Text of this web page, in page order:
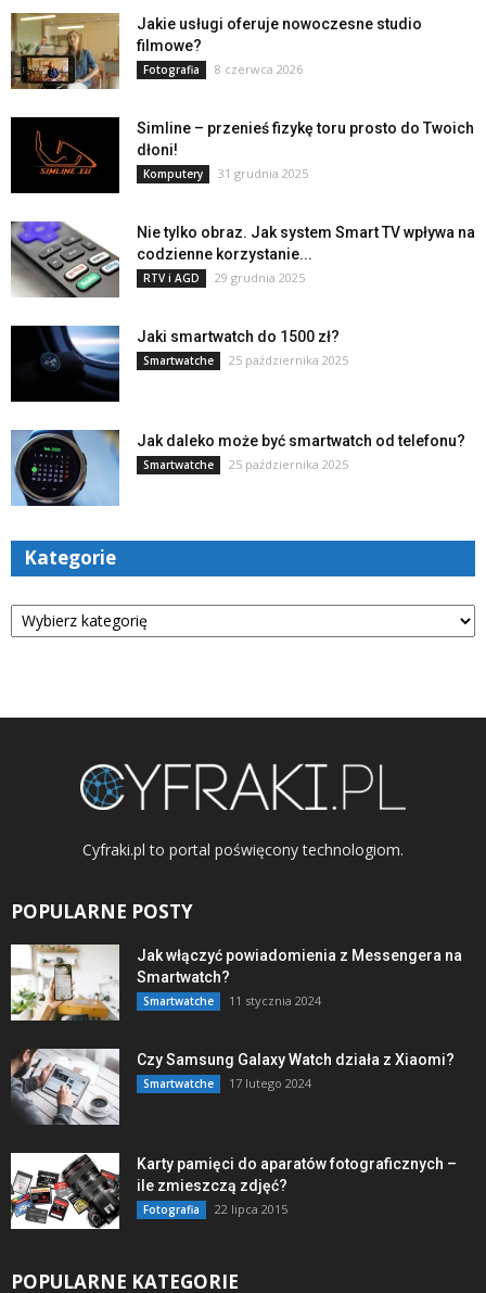
Jakie usługi oferuje nowoczesne studio
filmowe?
Fotografia 8 czerwca 2026
Simline – przenieś fizykę toru prosto do Twoich
dłoni!
Komputery 31 grudnia 2025
Nie tylko obraz. Jak system Smart TV wpływa na
codzienne korzystanie...
RTV i AGD 29 grudnia 2025
Jaki smartwatch do 1500 zł?
Smartwatche 25 października 2025
Jak daleko może być smartwatch od telefonu?
Smartwatche 25 października 2025
Kategorie
Kategorie
Cyfraki.pl to portal poświęcony technologiom.
POPULARNE POSTY
Jak włączyć powiadomienia z Messengera na
Smartwatch?
Smartwatche 11 stycznia 2024
Czy Samsung Galaxy Watch działa z Xiaomi?
Smartwatche 17 lutego 2024
Karty pamięci do aparatów fotograficznych –
ile zmieszczą zdjęć?
Fotografia 22 lipca 2015
POPULARNE KATEGORIE